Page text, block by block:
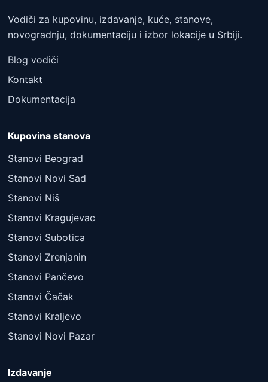
Vodiči za kupovinu, izdavanje, kuće, stanove,
novogradnju, dokumentaciju i izbor lokacije u Srbiji.
Blog vodiči
Kontakt
Dokumentacija
Kupovina stanova
Stanovi Beograd
Stanovi Novi Sad
Stanovi Niš
Stanovi Kragujevac
Stanovi Subotica
Stanovi Zrenjanin
Stanovi Pančevo
Stanovi Čačak
Stanovi Kraljevo
Stanovi Novi Pazar
Izdavanje